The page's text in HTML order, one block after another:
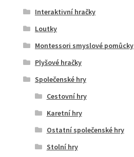
Interaktivní hračky
Loutky
Montessori smyslové pomůcky
Plyšové hračky
Společenské hry
Cestovní hry
Karetní hry
Ostatní společenské hry
Stolní hry